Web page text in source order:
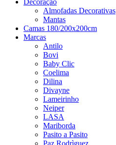
Decoração
Almofadas Decorativas
Mantas
Camas 180/200x200cm
Marcas
Antilo
Bovi
Baby Clic
Coelima
Dilina
Divayne
Lameirinho
Neiper
LASA
Mariborda
Pasito a Pasito